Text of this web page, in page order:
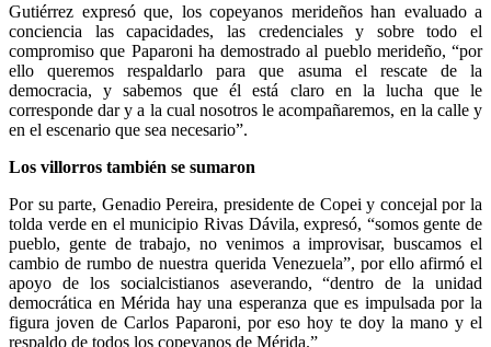
Gutiérrez expresó que, los copeyanos merideños han evaluado a
conciencia las capacidades, las credenciales y sobre todo el
compromiso que Paparoni ha demostrado al pueblo merideño, “por
ello queremos respaldarlo para que asuma el rescate de la
democracia, y sabemos que él está claro en la lucha que le
corresponde dar y a la cual nosotros le acompañaremos, en la calle y
en el escenario que sea necesario”.
Los villorros también se sumaron
Por su parte, Genadio Pereira, presidente de Copei y concejal por la
tolda verde en el municipio Rivas Dávila, expresó, “somos gente de
pueblo, gente de trabajo, no venimos a improvisar, buscamos el
cambio de rumbo de nuestra querida Venezuela”, por ello afirmó el
apoyo de los socialcistianos aseverando, “dentro de la unidad
democrática en Mérida hay una esperanza que es impulsada por la
figura joven de Carlos Paparoni, por eso hoy te doy la mano y el
respaldo de todos los copeyanos de Mérida.”